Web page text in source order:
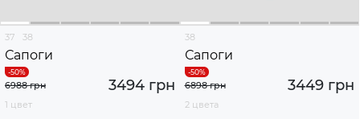
37 38
Сапоги
3494 грн
6988 грн
1 цвет
38
Сапоги
3449 грн
6898 грн
2 цвета